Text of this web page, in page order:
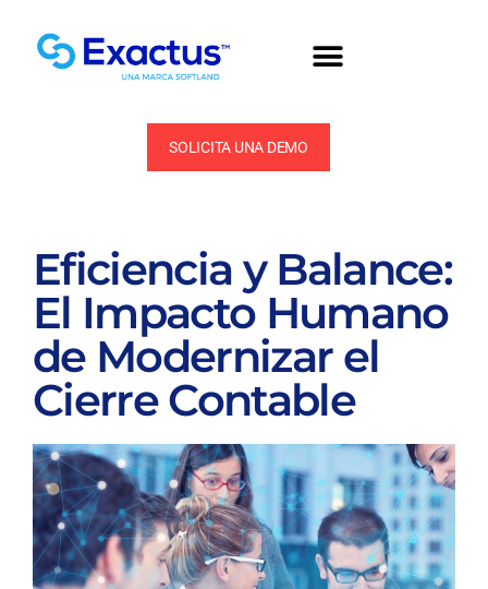
SOLICITA UNA DEMO
Eficiencia y Balance:
El Impacto Humano
de Modernizar el
Cierre Contable